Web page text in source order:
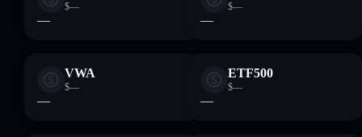
$—
—
$—
—
VWA
$—
—
ETF500
$—
—